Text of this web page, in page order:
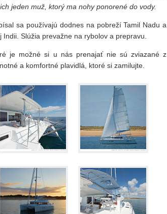
jeden muž, ktorý ma nohy ponorené do vody.
sa používajú dodnes na pobreží Tamil Nadu a
Slúžia prevažne na rybolov a prepravu.
je možné si u nás prenajať nie sú zviazané z
a komfortné plavidlá, ktoré si zamilujte.